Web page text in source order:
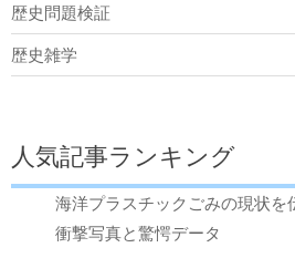
歴史問題検証
歴史雑学
人気記事ランキング
海洋プラスチックごみの現状を
衝撃写真と驚愕データ